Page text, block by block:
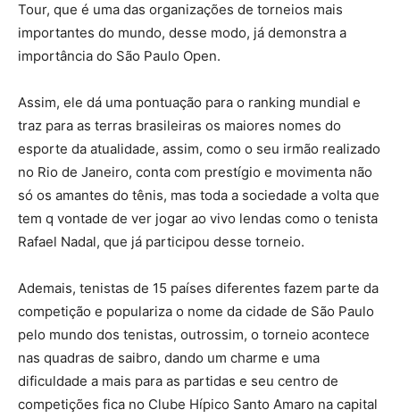
Tour, que é uma das organizações de torneios mais
importantes do mundo, desse modo, já demonstra a
importância do São Paulo Open.
Assim, ele dá uma pontuação para o ranking mundial e
traz para as terras brasileiras os maiores nomes do
esporte da atualidade, assim, como o seu irmão realizado
no Rio de Janeiro, conta com prestígio e movimenta não
só os amantes do tênis, mas toda a sociedade a volta que
tem q vontade de ver jogar ao vivo lendas como o tenista
Rafael Nadal, que já participou desse torneio.
Ademais, tenistas de 15 países diferentes fazem parte da
competição e populariza o nome da cidade de São Paulo
pelo mundo dos tenistas, outrossim, o torneio acontece
nas quadras de saibro, dando um charme e uma
dificuldade a mais para as partidas e seu centro de
competições fica no Clube Hípico Santo Amaro na capital